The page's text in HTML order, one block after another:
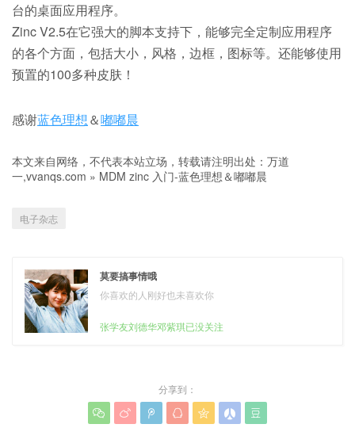
台的桌面应用程序。
Zinc V2.5在它强大的脚本支持下，能够完全定制应用程序
的各个方面，包括大小，风格，边框，图标等。还能够使用
预置的100多种皮肤！
感谢蓝色理想＆嘟嘟晨
本文来自网络，不代表本站立场，转载请注明出处： 万道
一,vvanqs.com » MDM zinc 入门-蓝色理想＆嘟嘟晨
电子杂志
莫要搞事情哦
你喜欢的人刚好也未喜欢你
张学友刘德华邓紫琪已没关注
分享到：
      